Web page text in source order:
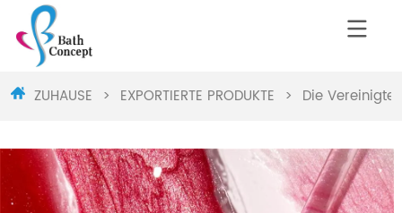
ZUHAUSE > EXPORTIERTE PRODUKTE > Die